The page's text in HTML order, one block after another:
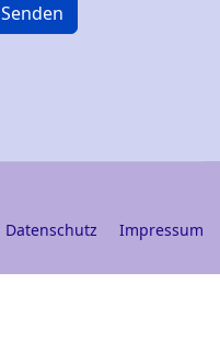
Senden
Datenschutz
Impressum